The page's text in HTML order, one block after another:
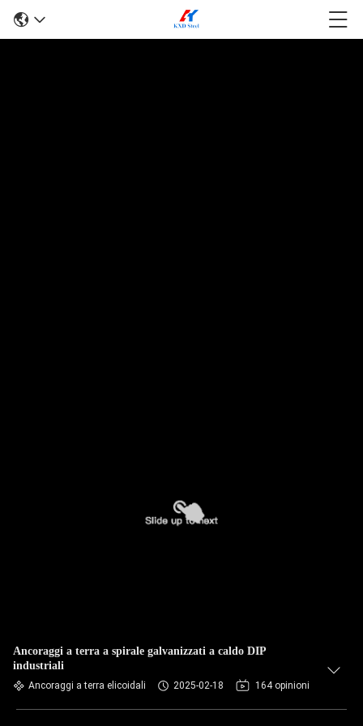
Ancoraggi a terra a spirale galvanizzati a caldo DIP
industriali
Ancoraggi a terra elicoidali 2025-02-18 164 opinioni